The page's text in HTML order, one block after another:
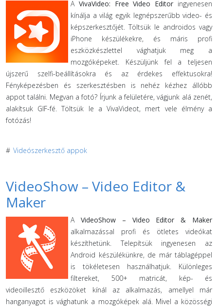
A VivaVideo: Free Video Editor ingyenesen
kínálja a világ egyik legnépszerűbb video- és
képszerkesztőjét. Töltsük le androidos vagy
iPhone készülékekre, és máris profi
eszközkészlettel vághatjuk meg a
mozgóképeket. Készüljünk fel a teljesen
újszerű szelfi-beállításokra és az érdekes effektusokra!
Fényképezésben és szerkesztésben is nehéz kézhez állóbb
appot találni. Megvan a fotó? Írjunk a felületére, vágjunk alá zenét,
alakítsuk GIF-fé. Töltsük le a VivaVideot, mert vele élmény a
fotózás!
# Videószerkesztő appok
VideoShow – Video Editor &
Maker
A VideoShow – Video Editor & Maker
alkalmazással profi és ötletes videókat
készíthetünk. Telepítsük ingyenesen az
Android készülékünkre, de már táblagéppel
is tökéletesen használhatjuk. Különleges
filtereket, 500+ matricát, kép- és
videoillesztő eszközöket kínál az alkalmazás, amellyel már
hanganyagot is vághatunk a mozgóképek alá. Mivel a közösségi